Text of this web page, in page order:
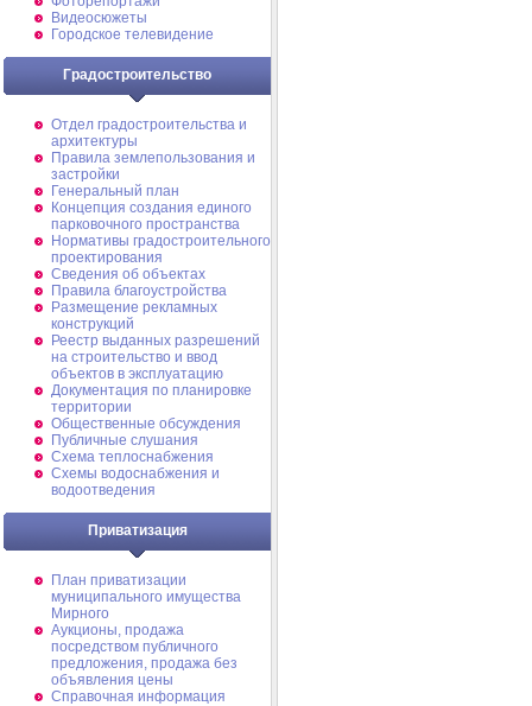
Видеосюжеты
Городское телевидение
Градостроительство
Отдел градостроительства и
архитектуры
Правила землепользования и
застройки
Генеральный план
Концепция создания единого
парковочного пространства
Нормативы градостроительного
проектирования
Сведения об объектах
Правила благоустройства
Размещение рекламных
конструкций
Реестр выданных разрешений
на строительство и ввод
объектов в эксплуатацию
Документация по планировке
территории
Общественные обсуждения
Публичные слушания
Схема теплоснабжения
Схемы водоснабжения и
водоотведения
Приватизация
План приватизации
муниципального имущества
Мирного
Аукционы, продажа
посредством публичного
предложения, продажа без
объявления цены
Справочная информация